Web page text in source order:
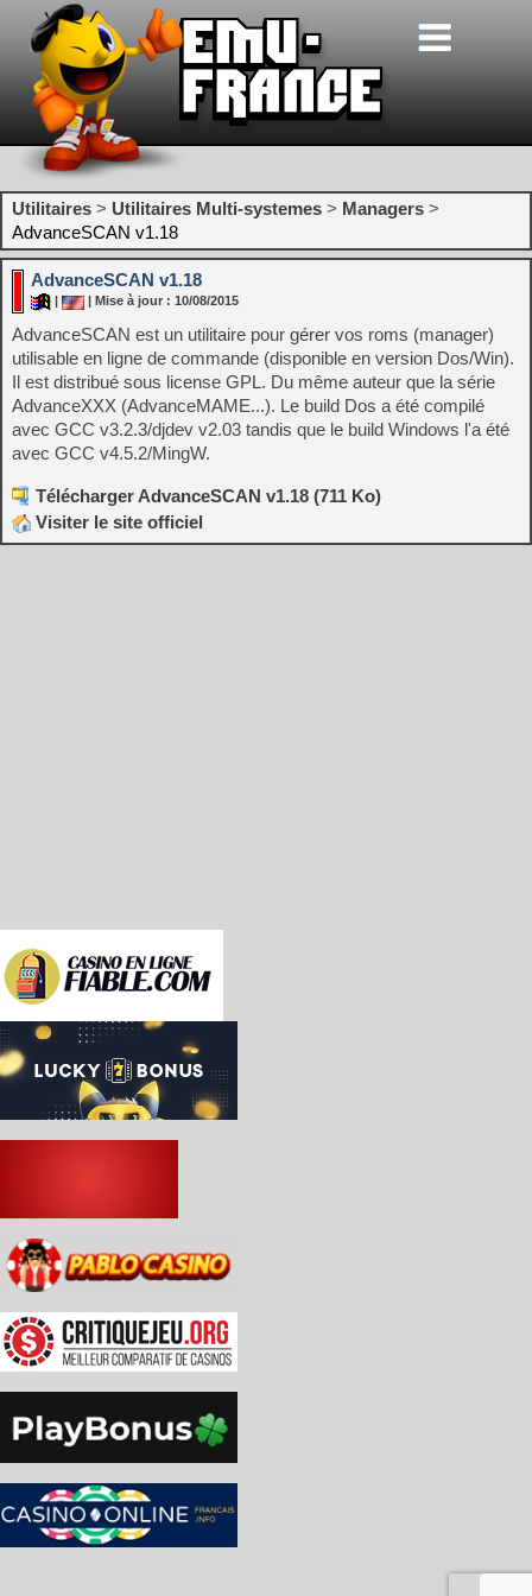
Utilitaires > Utilitaires Multi-systemes > Managers >
AdvanceSCAN v1.18
AdvanceSCAN v1.18
| Mise à jour : 10/08/2015
AdvanceSCAN est un utilitaire pour gérer vos roms (manager)
utilisable en ligne de commande (disponible en version Dos/Win).
Il est distribué sous license GPL. Du même auteur que la série
AdvanceXXX (AdvanceMAME...). Le build Dos a été compilé
avec GCC v3.2.3/djdev v2.03 tandis que le build Windows l'a été
avec GCC v4.5.2/MingW.
Télécharger AdvanceSCAN v1.18 (711 Ko)
Visiter le site officiel